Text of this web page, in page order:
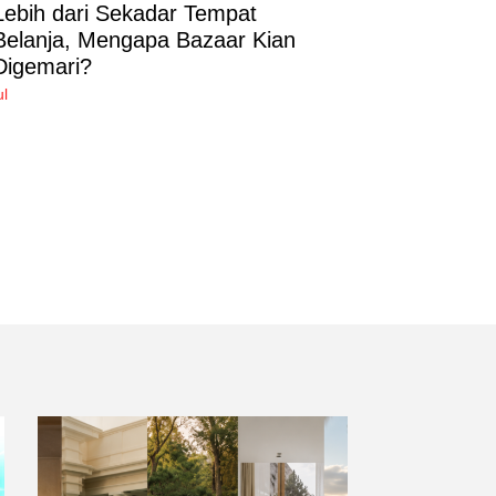
dari Sekadar Tempat
Mengapa Bazaar Kian